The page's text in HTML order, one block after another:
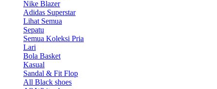
Nike Blazer
Adidas Superstar
Lihat Semua
Sepatu
Semua Koleksi Pria
Lari
Bola Basket
Kasual
Sandal & Fit Flop
All Black shoes